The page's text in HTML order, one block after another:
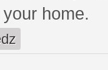
home.